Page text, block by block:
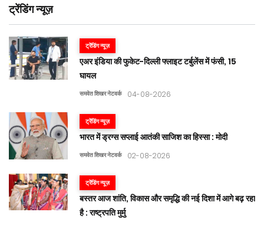
ट्रेंडिंग न्यूज़
ट्रेंडिंग न्यूज़
एअर इंडिया की फुकेट-दिल्ली फ्लाइट टर्बुलेंस में फंसी, 15
घायल
समवेत शिखर नेटवर्क 04-08-2026
ट्रेंडिंग न्यूज़
भारत में ड्रग्स सप्लाई आतंकी साजिश का हिस्सा : मोदी
समवेत शिखर नेटवर्क 02-08-2026
ट्रेंडिंग न्यूज़
बस्तर आज शांति, विकास और समृद्धि की नई दिशा में आगे बढ़ रहा
है : राष्ट्रपति मुर्मु